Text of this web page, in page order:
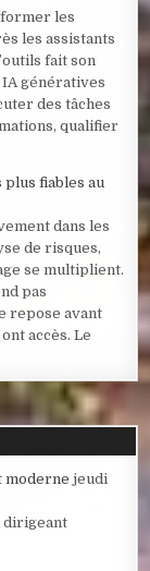
les
les assistants
fait son
génératives
des tâches
qualifier
plus fiables au
dans les
de risques,
se multiplient.
pas
repose avant
accès. Le
moderne jeudi
dirigeant